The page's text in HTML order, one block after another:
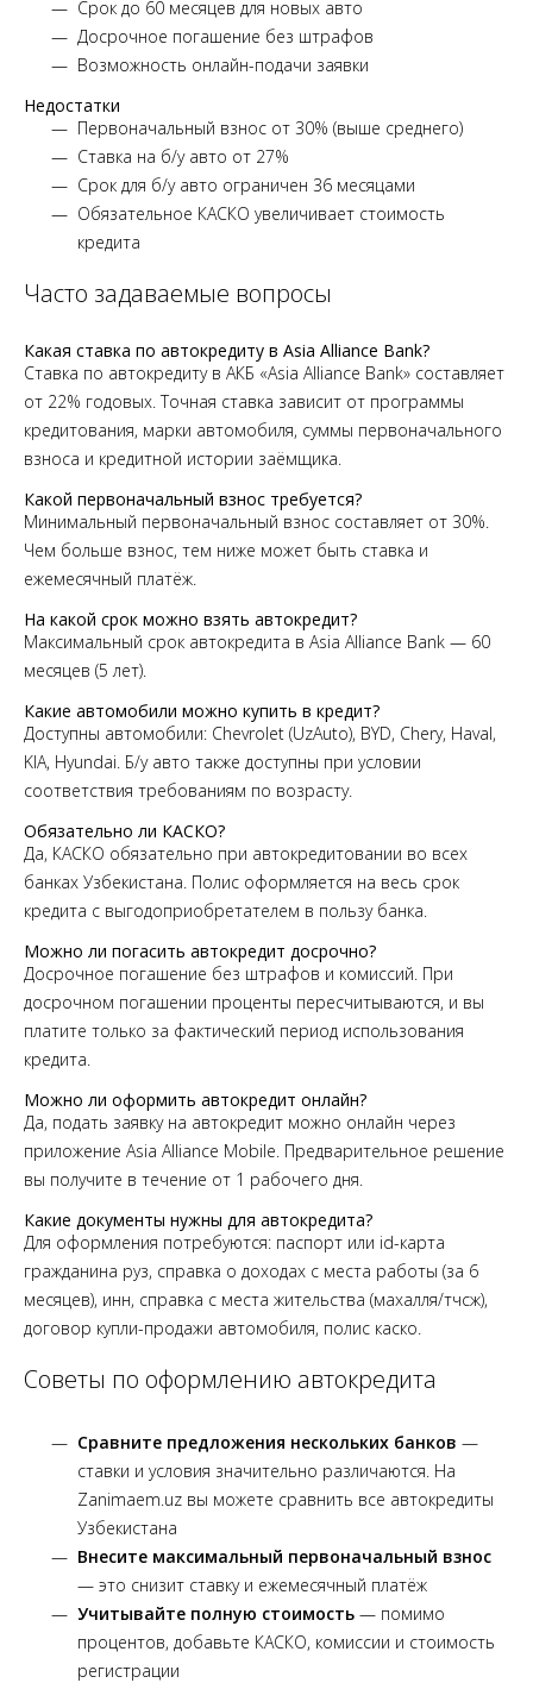
Срок до 60 месяцев для новых авто
Досрочное погашение без штрафов
Возможность онлайн-подачи заявки
Недостатки
Первоначальный взнос от 30% (выше среднего)
Ставка на б/у авто от 27%
Срок для б/у авто ограничен 36 месяцами
Обязательное КАСКО увеличивает стоимость
кредита
Часто задаваемые вопросы
Какая ставка по автокредиту в Asia Alliance Bank?
Ставка по автокредиту в АКБ «Asia Alliance Bank» составляет
от 22% годовых. Точная ставка зависит от программы
кредитования, марки автомобиля, суммы первоначального
взноса и кредитной истории заёмщика.
Какой первоначальный взнос требуется?
Минимальный первоначальный взнос составляет от 30%.
Чем больше взнос, тем ниже может быть ставка и
ежемесячный платёж.
На какой срок можно взять автокредит?
Максимальный срок автокредита в Asia Alliance Bank — 60
месяцев (5 лет).
Какие автомобили можно купить в кредит?
Доступны автомобили: Chevrolet (UzAuto), BYD, Chery, Haval,
KIA, Hyundai. Б/у авто также доступны при условии
соответствия требованиям по возрасту.
Обязательно ли КАСКО?
Да, КАСКО обязательно при автокредитовании во всех
банках Узбекистана. Полис оформляется на весь срок
кредита с выгодоприобретателем в пользу банка.
Можно ли погасить автокредит досрочно?
Досрочное погашение без штрафов и комиссий. При
досрочном погашении проценты пересчитываются, и вы
платите только за фактический период использования
кредита.
Можно ли оформить автокредит онлайн?
Да, подать заявку на автокредит можно онлайн через
приложение Asia Alliance Mobile. Предварительное решение
вы получите в течение от 1 рабочего дня.
Какие документы нужны для автокредита?
Для оформления потребуются: паспорт или id-карта
гражданина руз, справка о доходах с места работы (за 6
месяцев), инн, справка с места жительства (махалля/тчсж),
договор купли-продажи автомобиля, полис каско.
Советы по оформлению автокредита
Сравните предложения нескольких банков —
ставки и условия значительно различаются. На
Zanimaem.uz вы можете сравнить все автокредиты
Узбекистана
Внесите максимальный первоначальный взнос
— это снизит ставку и ежемесячный платёж
Учитывайте полную стоимость — помимо
процентов, добавьте КАСКО, комиссии и стоимость
регистрации